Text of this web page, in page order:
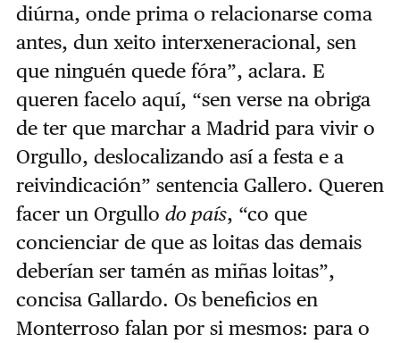
diúrna, onde prima o relacionarse coma
antes, dun xeito interxeneracional, sen
que ninguén quede fóra”, aclara. E
queren facelo aquí, “sen verse na obriga
de ter que marchar a Madrid para vivir o
Orgullo, deslocalizando así a festa e a
reivindicación” sentencia Gallero. Queren
facer un Orgullo do país, “co que
concienciar de que as loitas das demais
deberían ser tamén as miñas loitas”,
concisa Gallardo. Os beneficios en
Monterroso falan por si mesmos: para o